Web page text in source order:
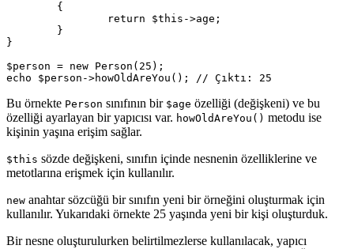
}
$person = new Person(25);
Bu örnekte Person sınıfının bir $age özelliği (değişkeni) ve bu
özelliği ayarlayan bir yapıcısı var. howOldAreYou() metodu ise
kişinin yaşına erişim sağlar.
$this sözde değişkeni, sınıfın içinde nesnenin özelliklerine ve
metotlarına erişmek için kullanılır.
new anahtar sözcüğü bir sınıfın yeni bir örneğini oluşturmak için
kullanılır. Yukarıdaki örnekte 25 yaşında yeni bir kişi oluşturduk.
Bir nesne oluşturulurken belirtilmezlerse kullanılacak, yapıcı